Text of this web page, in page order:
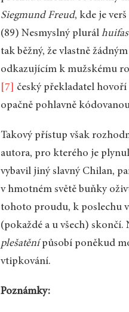
Siegmund Freud, kde je verš
(89) Nesmyslný plurálhuifas
tak běžný, že vlastně
odkazujícím k mužskému
[7]
český překladatel
opačně pohlavně
Takový přístup však
autora, pro kterého je
vybavil jiný slavný Chilan,
v hmotném světě buňky
tohoto proudu, k poslechu
(pokaždé a u všech)
plešatěnípůsobí poněkud
vtipkování.
Poznámky: